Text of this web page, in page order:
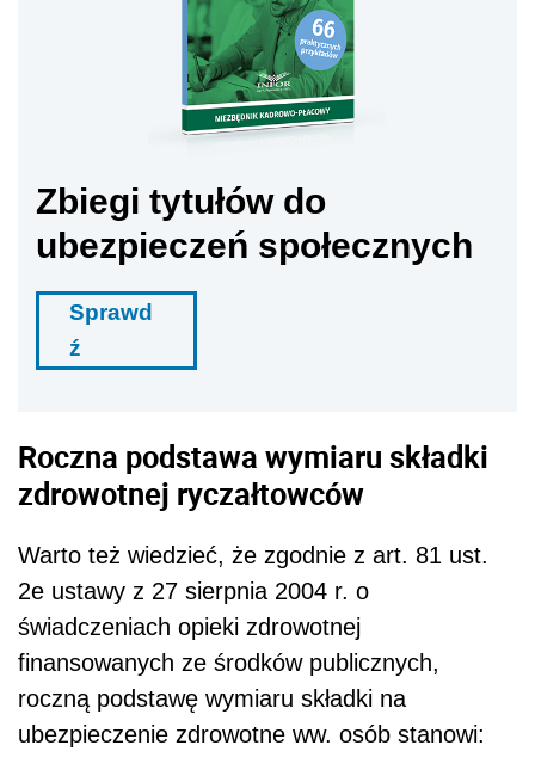
Zbiegi tytułów do
ubezpieczeń społecznych
Sprawd
ź
Roczna podstawa wymiaru składki
zdrowotnej ryczałtowców
Warto też wiedzieć, że zgodnie z art. 81 ust.
2e ustawy z 27 sierpnia 2004 r. o
świadczeniach opieki zdrowotnej
finansowanych ze środków publicznych,
roczną podstawę wymiaru składki na
ubezpieczenie zdrowotne ww. osób stanowi: